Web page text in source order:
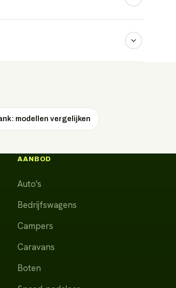
modellen vergelijken
AANBOD
Auto's
Bedrijfswagens
Campers
Caravans
Boten